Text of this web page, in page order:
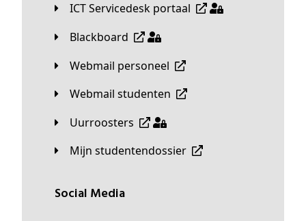
ICT Servicedesk portaal
Blackboard
Webmail personeel
Webmail studenten
Uurroosters
Mijn studentendossier
Social Media